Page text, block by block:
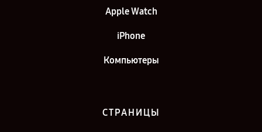
Apple Watch
iPhone
Компьютеры
СТРАНИЦЫ